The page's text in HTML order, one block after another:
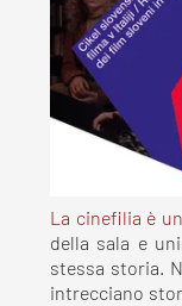
La cinefilia è
della sala e
stessa storia.
intrecciano